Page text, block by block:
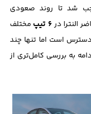
شد تا روند صعودی
النترا در6 تیپ
مختلف
است اما تنها چند
به بررسی کامل‌تری از